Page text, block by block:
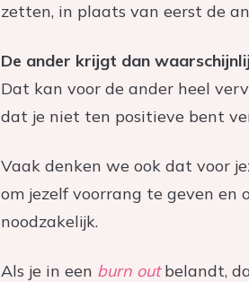
zetten, in plaats van eerst de
De ander krijgt dan
Dat kan voor de ander heel
dat je niet ten positieve bent
Vaak denken we ook dat voor
om jezelf voorrang te geven en
noodzakelijk.
Als je in een burn out belandt,